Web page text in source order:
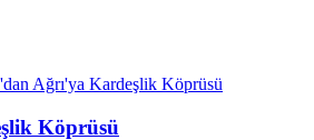
Ağrı'ya Kardeşlik Köprüsü
Köprüsü